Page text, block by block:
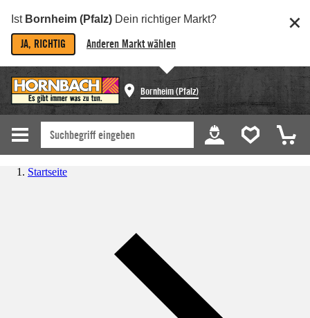
Ist Bornheim (Pfalz) Dein richtiger Markt?
JA, RICHTIG Anderen Markt wählen
Bornheim (Pfalz)
Startseite